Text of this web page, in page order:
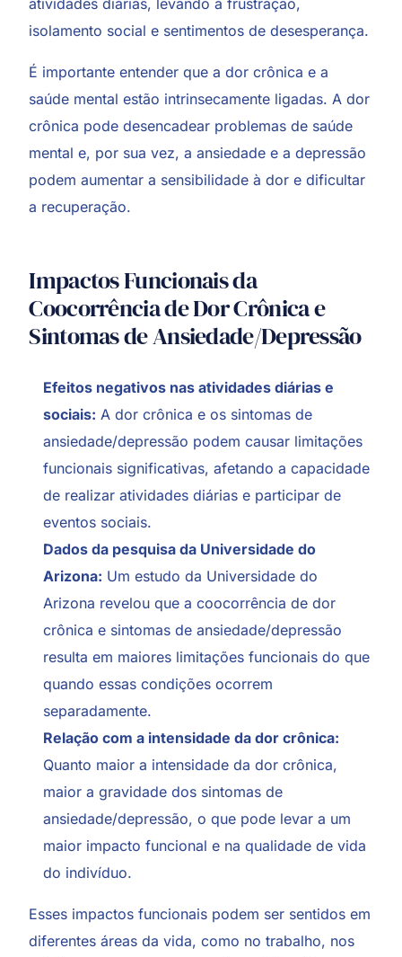
isolamento social e sentimentos de desesperança.
É importante entender que a dor crônica e a
saúde mental estão intrinsecamente ligadas. A dor
crônica pode desencadear problemas de saúde
mental e, por sua vez, a ansiedade e a depressão
podem aumentar a sensibilidade à dor e dificultar
a recuperação.
Impactos Funcionais da
Coocorrência de Dor Crônica e
Sintomas de Ansiedade/Depressão
Efeitos negativos nas atividades diárias e
sociais: A dor crônica e os sintomas de
ansiedade/depressão podem causar limitações
funcionais significativas, afetando a capacidade
de realizar atividades diárias e participar de
eventos sociais.
Dados da pesquisa da Universidade do
Arizona: Um estudo da Universidade do
Arizona revelou que a coocorrência de dor
crônica e sintomas de ansiedade/depressão
resulta em maiores limitações funcionais do que
quando essas condições ocorrem
separadamente.
Relação com a intensidade da dor crônica:
Quanto maior a intensidade da dor crônica,
maior a gravidade dos sintomas de
ansiedade/depressão, o que pode levar a um
maior impacto funcional e na qualidade de vida
do indivíduo.
Esses impactos funcionais podem ser sentidos em
diferentes áreas da vida, como no trabalho, nos